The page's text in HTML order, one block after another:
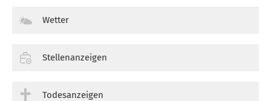
Wetter
Stellenanzeigen
Todesanzeigen